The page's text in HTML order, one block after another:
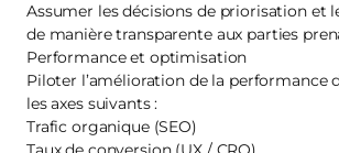
Assumer les décisions de priorisation et
de manière transparente aux parties
Performance et optimisation
Piloter l’amélioration de la performance
les axes suivants :
Trafic organique (SEO)